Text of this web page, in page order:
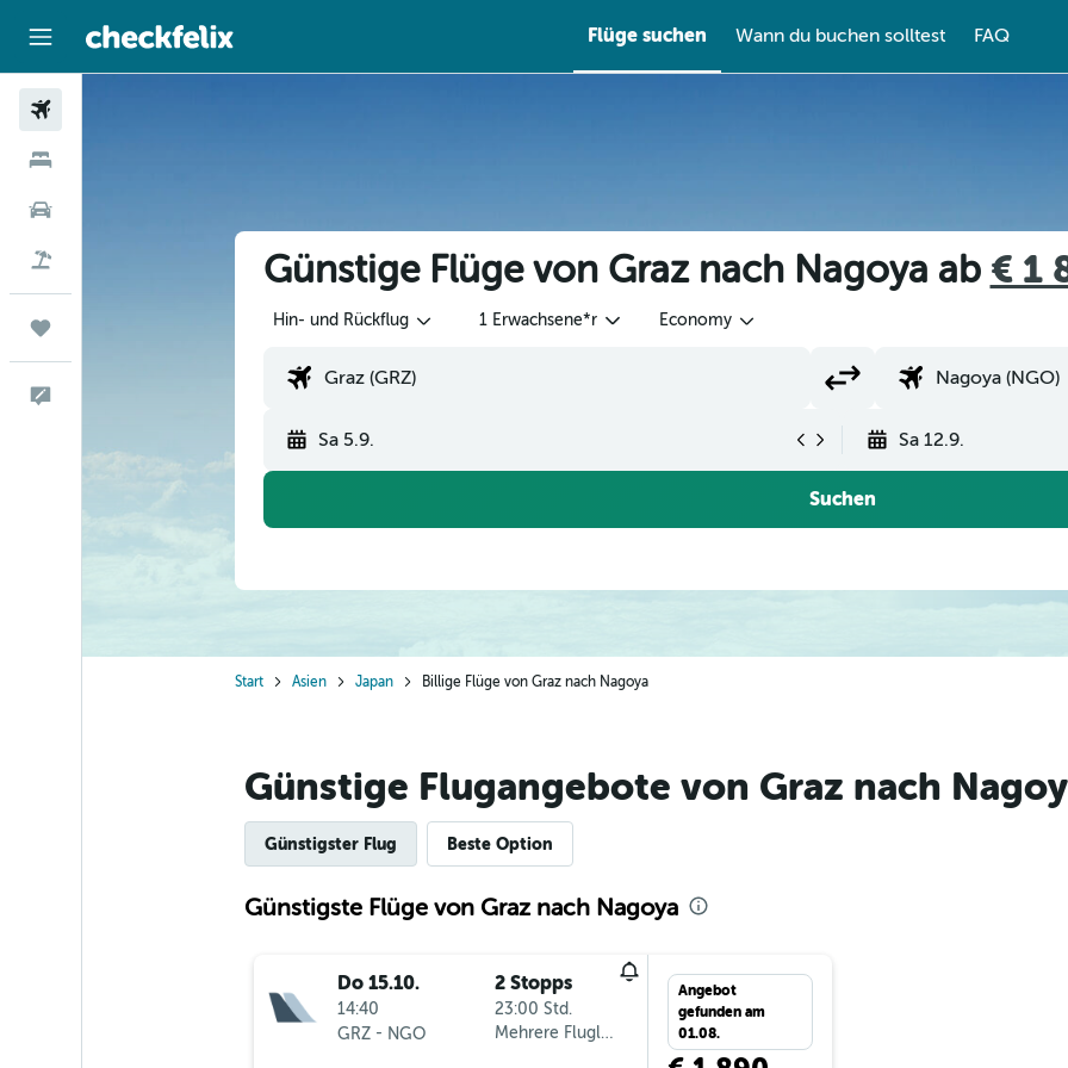
Flüge suchen Wann du buchen solltest FAQ
Günstige Flüge von Graz nach Nagoya ab € 1
Hin- und Rückflug 1 Erwachsene*r Economy
Sa 5.9. Sa 12.9.
Suchen
Start Asien Japan Billige Flüge von Graz nach Nagoya
Günstige Flugangebote von Graz nach
Günstigster Flug Beste Option
Günstigste Flüge von Graz nach Nagoya
Do 15.10.
14:40
GRZ- NGO
2 Stopps
23:00 Std.
Mehrere Fluglinien
Angebot
gefunden am
01.08.